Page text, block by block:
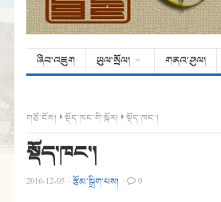
ཞིབ་འཇུག ཡུལ་སྲོལ། གནའ་ཤུལ།
གཙོ་ངོས། སྡོད་ཁང་གི་སྐོར། སྡོད་ཁང་།
སྡོད་ཁང་།
2016-12-05 ·རྩོམ་སྒྲིག་པས། · 0